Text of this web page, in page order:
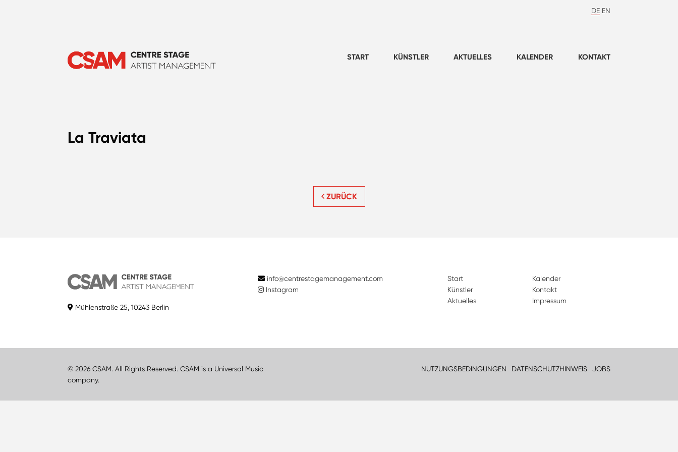
DE EN
START KÜNSTLER AKTUELLES KALENDER KONTAKT
La Traviata
ZURÜCK
Mühlenstraße 25, 10243 Berlin
info@centrestagemanagement.com
Instagram
Start
Künstler
Aktuelles
Kalender
Kontakt
Impressum
© 2026 CSAM. All Rights Reserved. CSAM is a Universal Music
company.
NUTZUNGSBEDINGUNGEN DATENSCHUTZHINWEIS JOBS